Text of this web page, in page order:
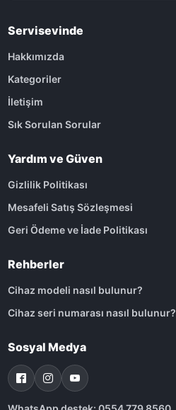
Servisevinde
Hakkımızda
Kategoriler
İletişim
Sık Sorulan Sorular
Yardım ve Güven
Gizlilik Politikası
Mesafeli Satış Sözleşmesi
Geri Ödeme ve İade Politikası
Rehberler
Cihaz modeli nasıl bulunur?
Cihaz seri numarası nasıl bulunur?
Sosyal Medya